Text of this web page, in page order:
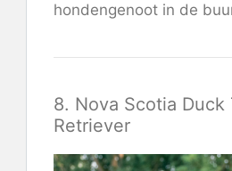
hondengenoot in de
8. Nova Scotia Duck
Retriever